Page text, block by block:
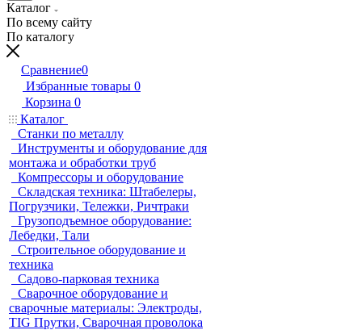
Каталог
По всему сайту
По каталогу
Сравнение0
Избранные товары 0
Корзина 0
Каталог
Станки по металлу
Инструменты и оборудование для
монтажа и обработки труб
Компрессоры и оборудование
Складская техника: Штабелеры,
Погрузчики, Тележки, Ричтраки
Грузоподъемное оборудование:
Лебедки, Тали
Строительное оборудование и
техника
Садово-парковая техника
Сварочное оборудование и
сварочные материалы: Электроды,
TIG Прутки, Сварочная проволока